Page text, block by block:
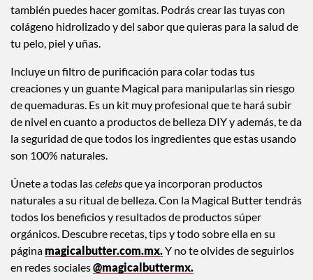
también puedes hacer gomitas. Podrás crear las tuyas con
colágeno hidrolizado y del sabor que quieras para la salud de
tu pelo, piel y uñas.
Incluye un filtro de purificación para colar todas tus
creaciones y un guante Magical para manipularlas sin riesgo
de quemaduras. Es un kit muy profesional que te hará subir
de nivel en cuanto a productos de belleza DIY y además, te da
la seguridad de que todos los ingredientes que estas usando
son 100% naturales.
Únete a todas lascelebsque ya incorporan productos
naturales a su ritual de belleza. Con la Magical Butter tendrás
todos los beneficios y resultados de productos súper
orgánicos. Descubre recetas, tips y todo sobre ella en su
página magicalbutter.com.mx. Y no te olvides de seguirlos
en redes sociales@magicalbuttermx.